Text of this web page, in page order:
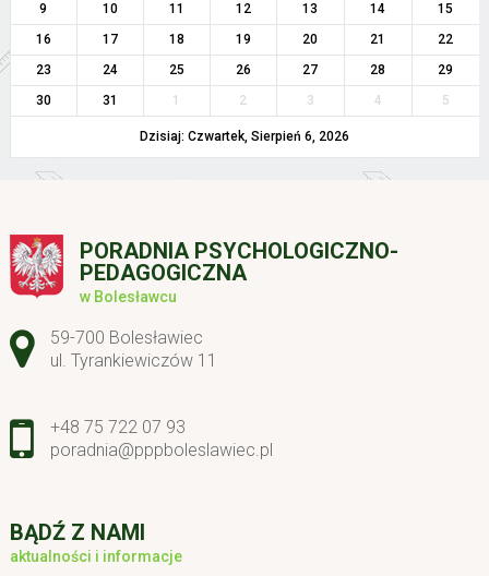
9
10 11 12 13 14
15
16
17 18 19 20 21
22
23
24 25 26 27 28
29
30
31 1 2 3 4 5
Dzisiaj: Czwartek, Sierpień 6, 2026
PORADNIA PSYCHOLOGICZNO-
PEDAGOGICZNA
w Bolesławcu
Adres pocztowy:
59-700 Bolesławiec
ul. Tyrankiewiczów 11
+48 75 722 07 93
poradnia@pppboleslawiec.pl
BĄDŹ Z NAMI
aktualności i informacje